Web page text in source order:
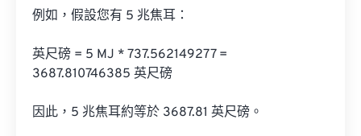
例如，假設您有 5 兆焦耳：
英尺磅 = 5 MJ * 737.562149277 =
3687.810746385 英尺磅
因此，5 兆焦耳約等於 3687.81 英尺磅。